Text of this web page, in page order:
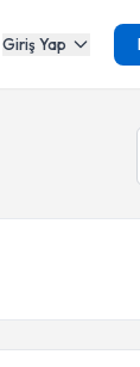
Giriş Yap